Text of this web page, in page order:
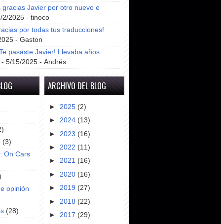
gracias Javier por otro nuevo e
2025 - tinoco
por todas tus traducciones!
- Gaston
pasaste Javier! Llevaba años
- 5/15/2025 - Andrés
(3)
On Cars
opinión
(28)
ARCHIVO DEL BLOG
► 2025 (2)
► 2024 (13)
► 2023 (16)
► 2022 (11)
► 2021 (16)
► 2020 (16)
► 2019 (27)
► 2018 (22)
► 2017 (29)